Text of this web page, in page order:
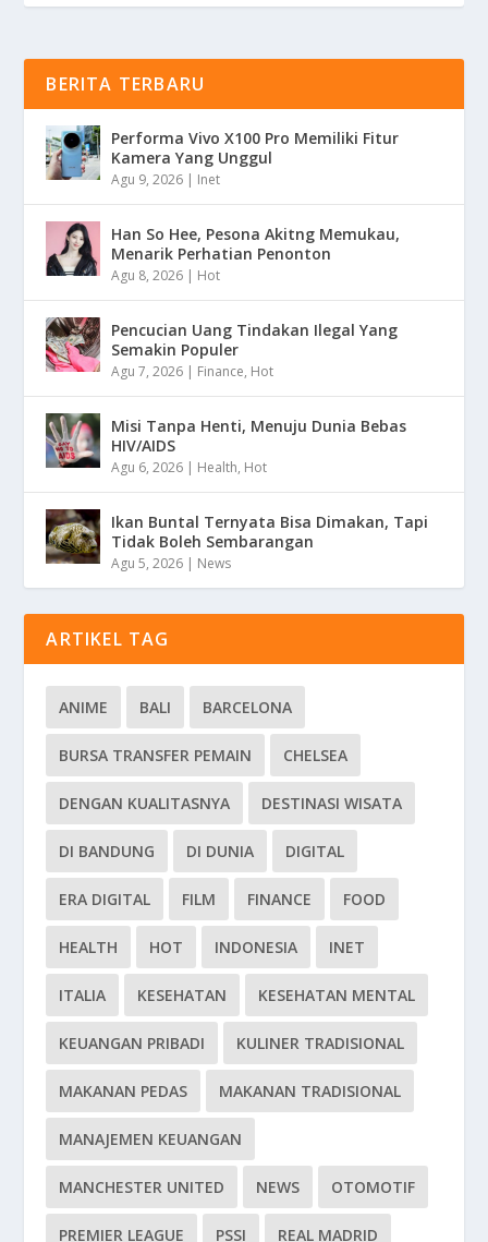
BERITA TERBARU
Performa Vivo X100 Pro Memiliki Fitur
Kamera Yang Unggul
Agu 9, 2026 | Inet
Han So Hee, Pesona Akitng Memukau,
Menarik Perhatian Penonton
Agu 8, 2026 | Hot
Pencucian Uang Tindakan Ilegal Yang
Semakin Populer
Agu 7, 2026 | Finance, Hot
Misi Tanpa Henti, Menuju Dunia Bebas
HIV/AIDS
Agu 6, 2026 | Health, Hot
Ikan Buntal Ternyata Bisa Dimakan, Tapi
Tidak Boleh Sembarangan
Agu 5, 2026 | News
ARTIKEL TAG
ANIME BALI BARCELONA
BURSA TRANSFER PEMAIN CHELSEA
DENGAN KUALITASNYA DESTINASI WISATA
DI BANDUNG DI DUNIA DIGITAL
ERA DIGITAL FILM FINANCE FOOD
HEALTH HOT INDONESIA INET
ITALIA KESEHATAN KESEHATAN MENTAL
KEUANGAN PRIBADI KULINER TRADISIONAL
MAKANAN PEDAS MAKANAN TRADISIONAL
MANAJEMEN KEUANGAN
MANCHESTER UNITED NEWS OTOMOTIF
PREMIER LEAGUE PSSI REAL MADRID